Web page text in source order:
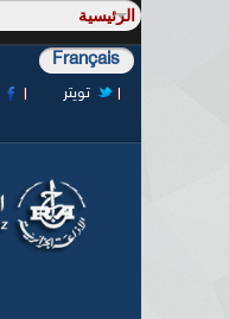
Français
تويتر